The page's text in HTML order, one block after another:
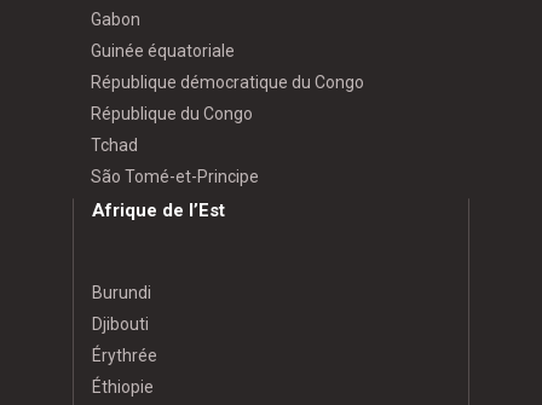
Gabon
Guinée équatoriale
République démocratique du Congo
République du Congo
Tchad
São Tomé-et-Principe
Afrique de l’Est
Burundi
Djibouti
Érythrée
Éthiopie